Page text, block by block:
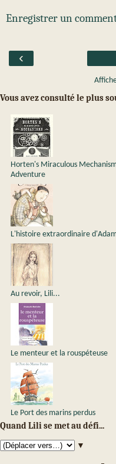
Enregistrer un
‹
Vous avez consulté le plus
Horten's Miraculous
Adventure
L'histoire extraordinaire
Au revoir, Lili...
Le menteur et la rouspéteuse
Le Port des marins perdus
Quand Lili se met au défi...
▼